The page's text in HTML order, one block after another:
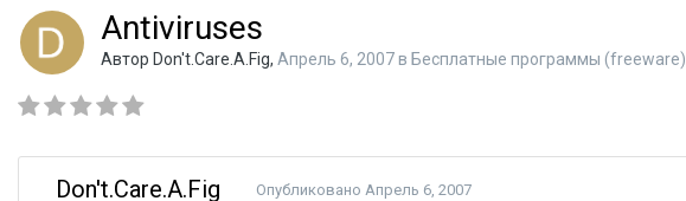
Antiviruses
Автор Don't.Care.A.Fig, Апрель 6, 2007в Бесплатные программы (freeware)
Don't.Care.A.Fig Опубликовано Апрель 6, 2007